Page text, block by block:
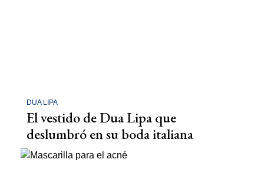
DUA LIPA
El vestido de Dua Lipa que
deslumbró en su boda italiana